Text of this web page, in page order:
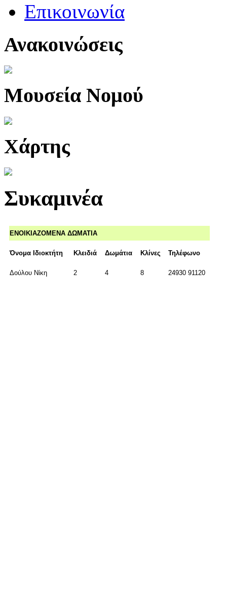
Επικοινωνία
Ανακοινώσεις
Μουσεία Νομού
Χάρτης
Συκαμινέα
ΕΝΟΙΚΙΑΖΟΜΕΝΑ ΔΩΜΑΤΙΑ
Όνομα Ιδιοκτήτη Κλειδιά Δωμάτια Κλίνες Τηλέφωνο
Δούλου Νίκη 2 4 8 24930 91120